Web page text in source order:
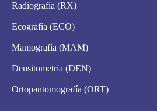
Radiografía (RX)
Ecografía (ECO)
Mamografía (MAM)
Densitometría (DEN)
Ortopantomografía (ORT)